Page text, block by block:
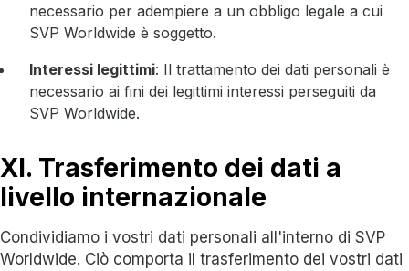
necessario per adempiere a un obbligo legale a cui
SVP Worldwide è soggetto.
Interessi legittimi: Il trattamento dei dati personali è
necessario ai fini dei legittimi interessi perseguiti da
SVP Worldwide.
XI. Trasferimento dei dati a
livello internazionale
Condividiamo i vostri dati personali all'interno di SVP
Worldwide. Ciò comporta il trasferimento dei vostri dati